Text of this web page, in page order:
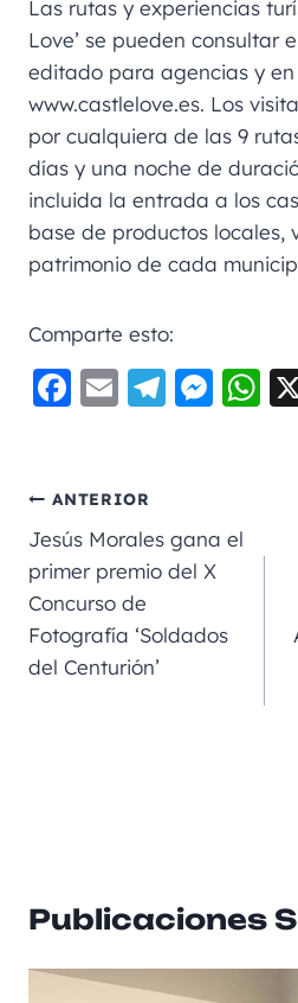
Las rutas y experiencias
Love’ se pueden consultar
editado para agencias y
www.castlelove.es. Los
por cualquiera de las 9
días y una noche de
incluida la entrada a los
base de productos locales,
patrimonio de cada
Comparte esto:
F
e
b
o
o
k
E
l
Te
m
M
n
g
W
ANTERIOR
Jesús Morales gana el
primer premio del X
Concurso de
Fotografía ‘Soldados
del Centurión’
Publicaciones